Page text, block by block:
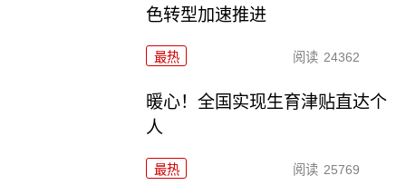
色转型加速推进
最热 阅读 24362
暖心！全国实现生育津贴直达个
人
最热 阅读 25769